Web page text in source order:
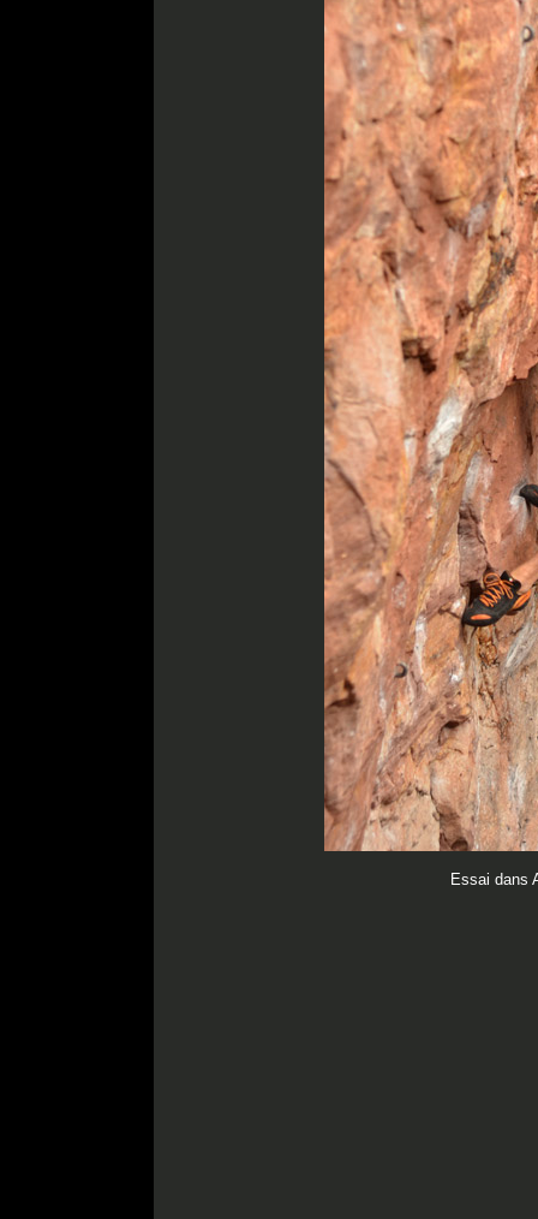
Essai dans